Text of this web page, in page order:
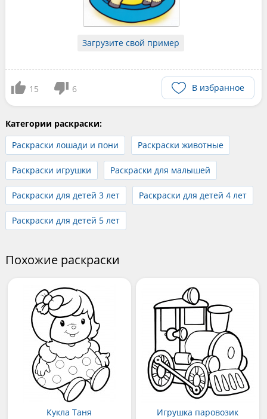
Загрузите свой пример
15 6 В избранное
Категории раскраски:
Раскраски лошади и пони
Раскраски животные
Раскраски игрушки Раскраски для малышей
Раскраски для детей 3 лет Раскраски для детей 4 лет
Раскраски для детей 5 лет
Похожие раскраски
Кукла Таня Игрушка паровозик